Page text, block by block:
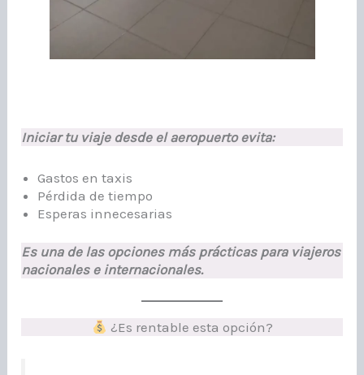
Iniciar tu viaje desde el aeropuerto evita:
Gastos en taxis
Pérdida de tiempo
Esperas innecesarias
Es una de las opciones más prácticas para viajeros
nacionales e internacionales.
¿Es rentable esta opción?